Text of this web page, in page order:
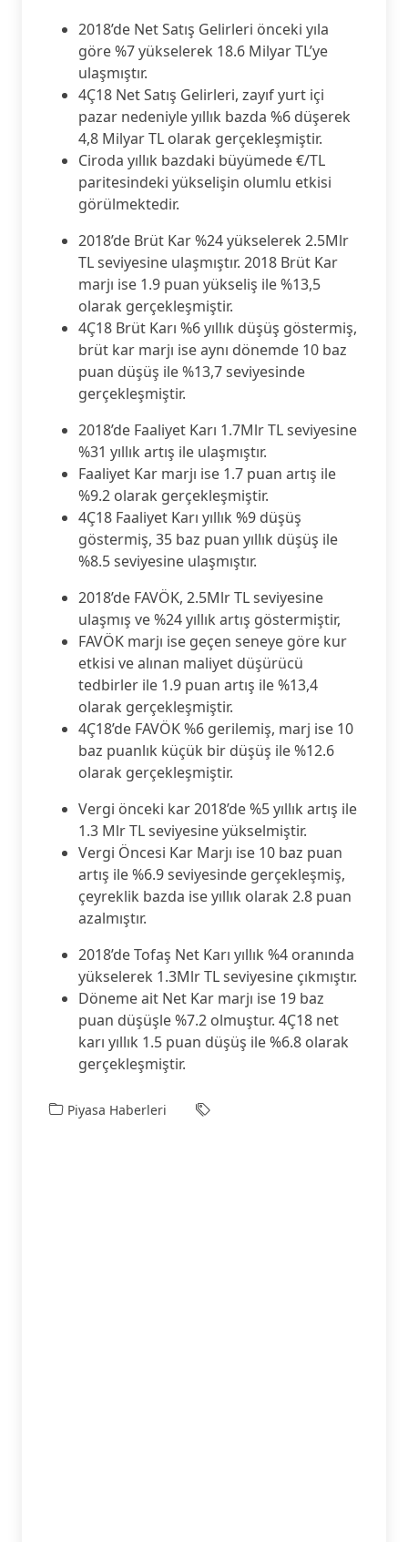
2018’de Net Satış Gelirleri önceki yıla
göre %7 yükselerek 18.6 Milyar TL’ye
ulaşmıştır.
4Ç18 Net Satış Gelirleri, zayıf yurt içi
pazar nedeniyle yıllık bazda %6 düşerek
4,8 Milyar TL olarak gerçekleşmiştir.
Ciroda yıllık bazdaki büyümede €/TL
paritesindeki yükselişin olumlu etkisi
görülmektedir.
2018’de Brüt Kar %24 yükselerek 2.5Mlr
TL seviyesine ulaşmıştır. 2018 Brüt Kar
marjı ise 1.9 puan yükseliş ile %13,5
olarak gerçekleşmiştir.
4Ç18 Brüt Karı %6 yıllık düşüş göstermiş,
brüt kar marjı ise aynı dönemde 10 baz
puan düşüş ile %13,7 seviyesinde
gerçekleşmiştir.
2018’de Faaliyet Karı 1.7Mlr TL seviyesine
%31 yıllık artış ile ulaşmıştır.
Faaliyet Kar marjı ise 1.7 puan artış ile
%9.2 olarak gerçekleşmiştir.
4Ç18 Faaliyet Karı yıllık %9 düşüş
göstermiş, 35 baz puan yıllık düşüş ile
%8.5 seviyesine ulaşmıştır.
2018’de FAVÖK, 2.5Mlr TL seviyesine
ulaşmış ve %24 yıllık artış göstermiştir,
FAVÖK marjı ise geçen seneye göre kur
etkisi ve alınan maliyet düşürücü
tedbirler ile 1.9 puan artış ile %13,4
olarak gerçekleşmiştir.
4Ç18’de FAVÖK %6 gerilemiş, marj ise 10
baz puanlık küçük bir düşüş ile %12.6
olarak gerçekleşmiştir.
Vergi önceki kar 2018’de %5 yıllık artış ile
1.3 Mlr TL seviyesine yükselmiştir.
Vergi Öncesi Kar Marjı ise 10 baz puan
artış ile %6.9 seviyesinde gerçekleşmiş,
çeyreklik bazda ise yıllık olarak 2.8 puan
azalmıştır.
2018’de Tofaş Net Karı yıllık %4 oranında
yükselerek 1.3Mlr TL seviyesine çıkmıştır.
Döneme ait Net Kar marjı ise 19 baz
puan düşüşle %7.2 olmuştur. 4Ç18 net
karı yıllık 1.5 puan düşüş ile %6.8 olarak
gerçekleşmiştir.
Piyasa Haberleri